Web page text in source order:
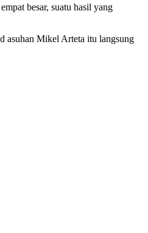
besar, suatu hasil yang
asuhan Mikel Arteta itu langsung